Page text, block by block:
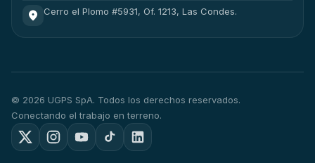
Cerro el Plomo #5931, Of. 1213, Las Condes.
© 2026 UGPS SpA. Todos los derechos reservados.
Conectando el trabajo en terreno.